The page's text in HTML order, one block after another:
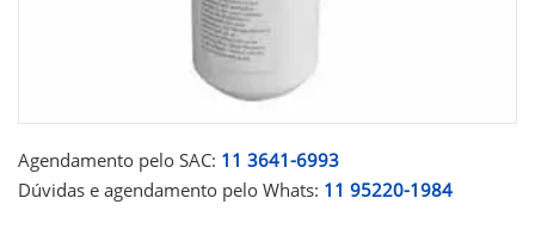
Agendamento pelo SAC: 11 3641-6993
Dúvidas e agendamento pelo Whats: 11 95220-1984